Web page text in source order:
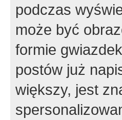
podczas
może być
formie
postów już
większy, jest